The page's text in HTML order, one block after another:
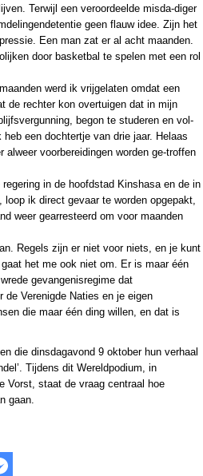
Terwijl een veroordeelde misda-diger
geen flauw idee. Zijn het
Een man zat er al acht maanden.
door basketbal te spelen met een rol
werd ik vrijgelaten omdat een
de rechter kon overtuigen dat in mijn
begon te studeren en vol-
een dochtertje van drie jaar. Helaas
voorbereidingen worden ge-troffen
in de hoofdstad Kinshasa en de in
ik direct gevaar te worden opgepakt,
weer gearresteerd om voor maanden
Regels zijn er niet voor niets, en je kunt
het me ook niet om. Er is maar één
gevangenisregime dat
de Verenigde Naties en je eigen
die maar één ding willen, en dat is
die dinsdagavond 9 oktober hun verhaal
Tijdens dit Wereldpodium, in
Vorst, staat de vraag centraal hoe
gaan.